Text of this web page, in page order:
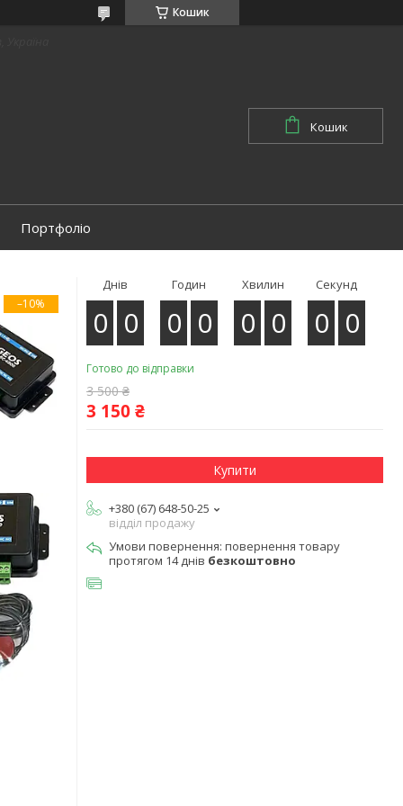
Кошик
Кошик
Портфоліо
–10%
Днів
0 0
Годин
0 0
Хвилин
0 0
Секунд
0 0
Готово до відправки
3 500 ₴
3 150 ₴
Купити
+380 (67) 648-50-25
відділ продажу
повернення товару
протягом 14 днів безкоштовно